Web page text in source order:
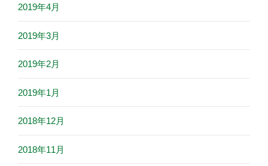
2019年4月
2019年3月
2019年2月
2019年1月
2018年12月
2018年11月